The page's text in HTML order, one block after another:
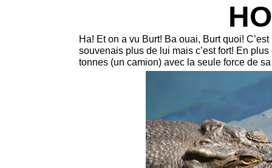
Ha! Et on a vu Burt! Ba ouai, Burt quoi!
souvenais plus de lui mais c’est fort! En
tonnes (un camion) avec la seule force de